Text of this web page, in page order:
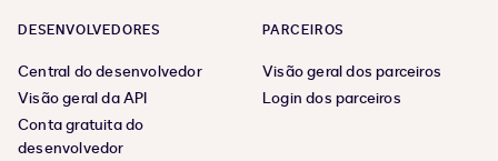
DESENVOLVEDORES
Central do desenvolvedor
Visão geral da API
Conta gratuita do
desenvolvedor
PARCEIROS
Visão geral dos parceiros
Login dos parceiros